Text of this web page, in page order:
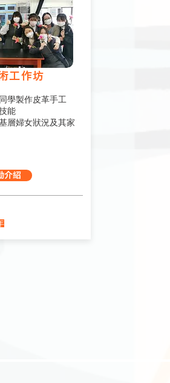
工作坊
學製作皮革手工
能
層婦女狀況及其家
介紹